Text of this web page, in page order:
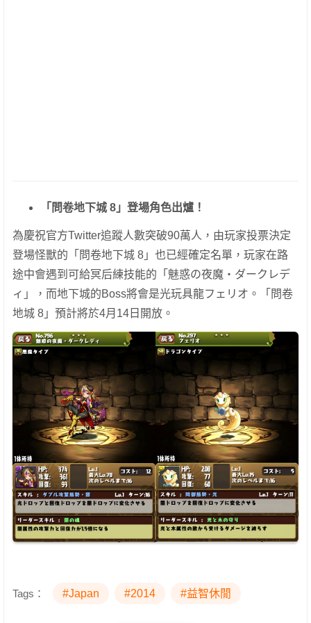
「問卷地下城 8」登場角色出爐！
為慶祝官方Twitter追蹤人數突破90萬人，由玩家投票決定
登場怪獸的「問卷地下城 8」也已經確定名單，玩家在路
途中會遇到可給冥后練技能的「魅惑の夜魔・ダークレデ
ィ」，而地下城的Boss將會是光玩具龍フェリオ。「問卷
地城 8」預計將於4月14日開放。
Tags： #Japan #2014 #益智休閒